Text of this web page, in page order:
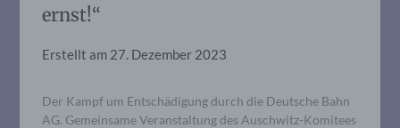
ernst!“
Erstellt am 27. Dezember 2023
Der Kampf um Entschädigung durch die Deutsche Bahn
AG. Gemeinsame Veranstaltung des Auschwitz-Komitees